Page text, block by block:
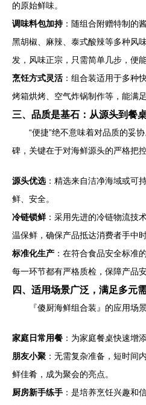
的原始鲜味。
调味料包加持：随组合附赠特制的
黑胡椒、麻辣、泰式酸辣等多种风
发，风味正宗，只需简单几步，便
烹饪方式灵活 ：组合装适用于多种
烤箱烘烤、空气炸锅制作等，能满
三、品质是基石：从源头到餐
“便捷”绝不意味着对品质的妥
碑，关键在于对海鲜源头的严格把控
源头优选：精选来自洁净海域或可
鲜、安全。
冷链锁鲜：采用先进的冷链物流技
温保鲜，确保产品抵达消费者手中
标准化生产 ：在符合食品安全标准
每一环节都有严格质检，保障产品安
四、适用场景广泛，满足多元
『傻厨海鲜组合装』的应用场
家庭日常用餐 ：为家庭餐桌快速增
朋友小聚 ：无需复杂准备，短时间
鲜佳肴，成为聚会的亮点。
厨房新手练手 ：是培养烹饪兴趣和